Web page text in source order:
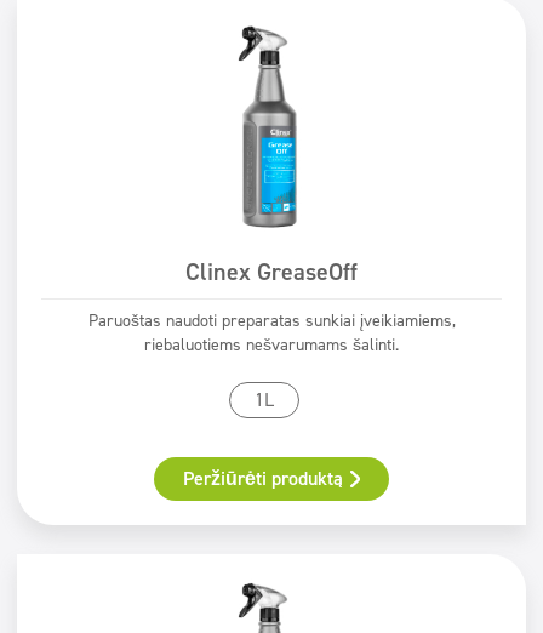
Clinex GreaseOff
Paruoštas naudoti preparatas sunkiai įveikiamiems,
riebaluotiems nešvarumams šalinti.
1L
Peržiūrėti produktą